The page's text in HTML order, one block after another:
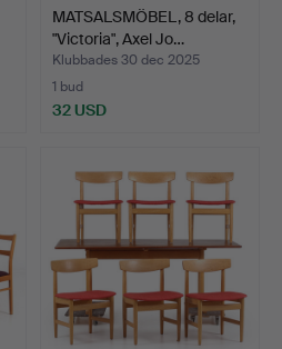
MATSALSMÖBEL, 8 delar,
"Victoria", Axel Jo…
Klubbades 30 dec 2025
1 bud
32 USD